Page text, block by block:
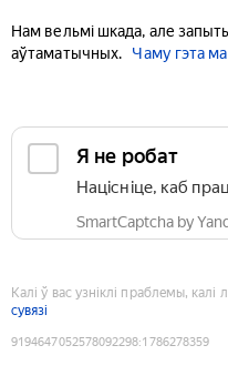
Нам вельмі шкада, але
аўтаматычных.
Чаму гэта
Я не робат
Націсніце, каб
SmartCaptcha by
Калі ў вас узніклі праблемы, калі
сувязі
9194647052578092298:1786278359